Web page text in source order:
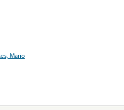
Mario